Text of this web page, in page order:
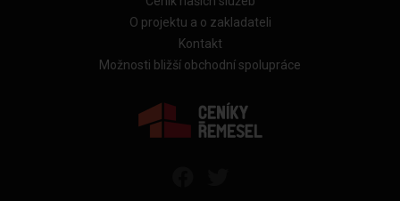
O projektu a o zakladateli
Kontakt
Možnosti bližší obchodní spolupráce